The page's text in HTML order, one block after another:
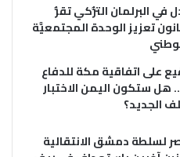
في البرلمان التُّركي تقرُّ
تعزيز الوحدة المجتمعيَّة
على اتفاقية مكة للدفاع
هل ستكون اليمن الاختبار
الجديد؟
لسلطة دمشق الانتقالية